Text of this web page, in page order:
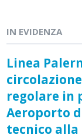
IN EVIDENZA
Linea
regolare in
Aeroporto
tecnico alla